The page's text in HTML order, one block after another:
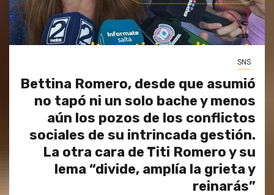
SNS
Bettina Romero, desde que asumió
no tapó ni un solo bache y menos
aún los pozos de los conflictos
sociales de su intrincada gestión.
La otra cara de Titi Romero y su
lema “divide, amplía la grieta y
reinarás”